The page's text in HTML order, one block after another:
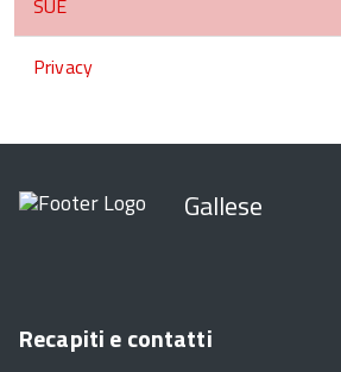
SUE
Privacy
Gallese
Recapiti e contatti